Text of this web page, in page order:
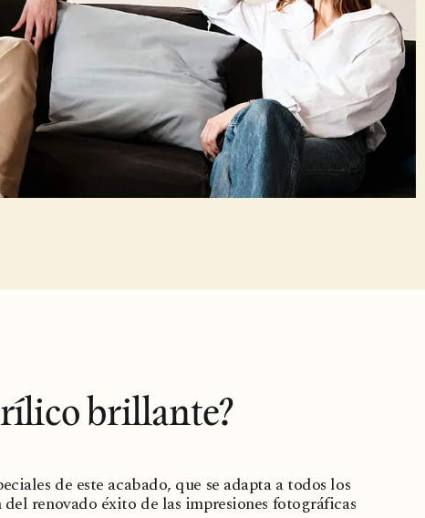
brillante?
de este acabado, que se adapta a todos los
renovado éxito de las impresiones fotográficas